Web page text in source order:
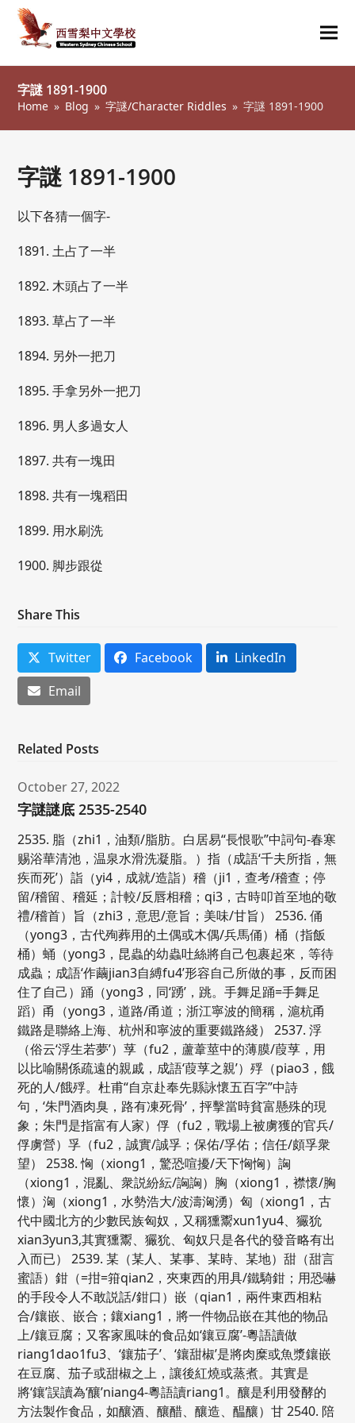
字謎 1891-1900
Home » Blog » 字謎/Character Riddles » 字謎 1891-1900
字謎 1891-1900
以下各猜一個字-
1891. 土占了一半
1892. 木頭占了一半
1893. 草占了一半
1894. 另外一把刀
1895. 手拿另外一把刀
1896. 男人多過女人
1897. 共有一塊田
1898. 共有一塊稻田
1899. 用水刷洗
1900. 脚步跟從
Share This
Twitter Facebook
LinkedIn
Email
Related Posts
October 27, 2022
字謎謎底 2535-2540
2535. 脂（zhi1，油類/脂肪。白居易“長恨歌”中詞句-春寒
赐浴華清池，温泉水滑洗凝脂。）指（成語‘千夫所指，無
疾而死’）詣（yi4，成就/造詣）稽（ji1，查考/稽查；停
留/稽留、稽延；計較/反唇相稽；qi3，古時叩首至地的敬
禮/稽首）旨（zhi3，意思/意旨；美味/甘旨） 2536. 俑
（yong3，古代殉葬用的土偶或木偶/兵馬俑）桶（指飯
桶）蛹（yong3，昆蟲的幼蟲吐絲將自己包裹起來，等待
成蟲；成語‘作繭jian3自縛fu4’形容自己所做的事，反而困
住了自己）踊（yong3，同‘踴’，跳。手舞足踊=手舞足
蹈）甬（yong3，道路/甬道；浙江寧波的簡稱，滬杭甬
鐵路是聯絡上海、杭州和寧波的重要鐵路綫） 2537. 浮
（俗云‘浮生若夢’）莩（fu2，蘆葦莖中的薄膜/葭莩，用
以比喻關係疏遠的親戚，成語‘葭莩之親’）殍（piao3，餓
死的人/餓殍。杜甫“自京赴奉先縣詠懷五百字”中詩
句，‘朱門酒肉臭，路有凍死骨’，抨擊當時貧富懸殊的現
象；朱門是指富有人家）俘（fu2，戰場上被虜獲的官兵/
俘虜營）孚（fu2，誠實/誠孚；保佑/孚佑；信任/頗孚衆
望） 2538. 恟（xiong1，驚恐喧擾/天下恟恟）詾
（xiong1，混亂、衆説紛紜/詾詾）胸（xiong1，襟懷/胸
懷）洶（xiong1，水勢浩大/波濤洶湧）匈（xiong1，古
代中國北方的少數民族匈奴，又稱獯鬻xun1yu4、玁狁
xian3yun3,其實獯鬻、玁狁、匈奴只是各代的發音略有出
入而已） 2539. 某（某人、某事、某時、某地）甜（甜言
蜜語）鉗（=拑=箝qian2，夾東西的用具/鐵騎鉗；用恐嚇
的手段令人不敢説話/鉗口）嵌（qian1，兩件東西相粘
合/鑲嵌、嵌合；鑲xiang1，將一件物品嵌在其他的物品
上/鑲豆腐；又客家風味的食品如‘鑲豆腐’-粵語讀做
riang1dao1fu3、‘鑲茄子’、‘鑲甜椒’是將肉糜或魚漿鑲嵌
在豆腐、茄子或甜椒之上，讓後紅燒或蒸煮。其實是
將‘鑲’誤讀為‘釀’niang4-粵語讀riang1。釀是利用發酵的
方法製作食品，如釀酒、釀醋、釀造、醖釀）甘 2540. 陪